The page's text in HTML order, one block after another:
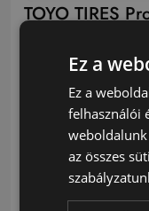
TOYO TIRES
2024.10.16. 3
A Toyo Tires
gumiabroncsai
hivatalos gyári…
Ez a
Ez a
felhasználói
az összes